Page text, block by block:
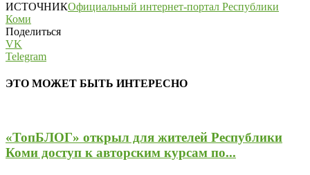
ИСТОЧНИКОфициальный интернет-портал Республики
Коми
Поделиться
VK
Telegram
ЭТО МОЖЕТ БЫТЬ ИНТЕРЕСНО
«ТопБЛОГ» открыл для жителей Республики
Коми доступ к авторским курсам по...